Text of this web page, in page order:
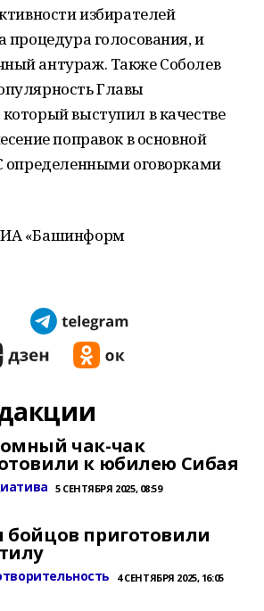
избирателей
процедура голосования, и
антураж. Также Соболев
Главы
выступил в качестве
поправок в основной
определенными оговорками
«Башинформ
чак-чак
к юбилею Сибая
5 СЕНТЯБРЯ 2025, 08:59
бойцов приготовили
4 СЕНТЯБРЯ 2025, 16:05